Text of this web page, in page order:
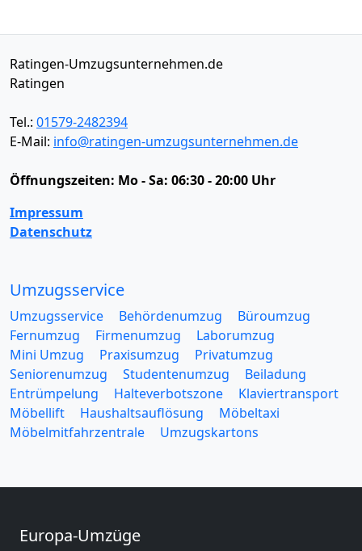
Ratingen-Umzugsunternehmen.de
Ratingen
Tel.: 01579-2482394
E-Mail: info@ratingen-umzugsunternehmen.de
Öffnungszeiten: Mo - Sa: 06:30 - 20:00 Uhr
Impressum
Datenschutz
Umzugsservice
Umzugsservice Behördenumzug
Büroumzug
Fernumzug
Firmenumzug
Laborumzug
Mini Umzug
Praxisumzug
Privatumzug
Seniorenumzug
Studentenumzug
Beiladung
Entrümpelung
Halteverbotszone
Klaviertransport
Möbellift
Haushaltsauflösung
Möbeltaxi
Möbelmitfahrzentrale
Umzugskartons
Europa-Umzüge